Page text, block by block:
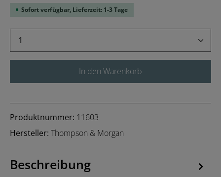
Sofort verfügbar, Lieferzeit: 1-3 Tage
Produkt Anzahl: Gib den gewünschten
In den Warenkorb
Produktnummer: 11603
Hersteller: Thompson & Morgan
Beschreibung